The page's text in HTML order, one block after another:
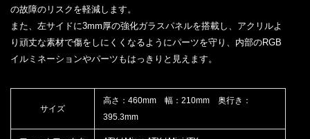
の故障のリスクを軽減します。
また、左サイドに3mm厚の強化ガラスパネルを搭載し、アクリルよ
り頑丈な素材で傷をしにくくなるようにパーツを守り、内部のRGB
イルミネーションやパーツもはっきりと見えます。
サイズ
高さ：460mm 幅：210mm 奥行き：
395.3mm